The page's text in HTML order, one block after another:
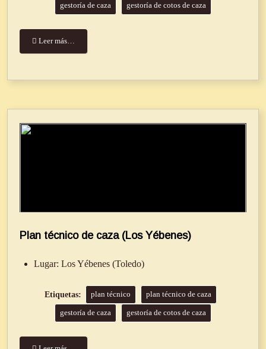
gestoría de caza gestoría de cotos de caza
Leer más…
Plan técnico de caza (Los Yébenes)
Lugar: Los Yébenes (Toledo)
plan técnico plan técnico de caza
gestoría de caza gestoría de cotos de caza